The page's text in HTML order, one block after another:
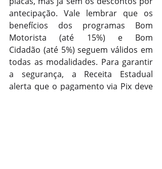
antecipação. Vale lembrar que os
benefícios dos programas Bom
Motorista (até 15%) e Bom
Cidadão (até 5%) seguem válidos em
todas as modalidades. Para garantir
a segurança, a Receita Estadual
alerta que o pagamento via Pix deve